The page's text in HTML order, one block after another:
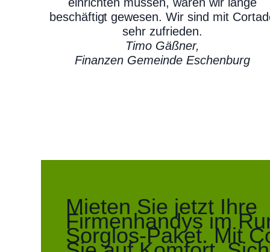
beschäftigt gewesen. Wir sind mit
sehr zufrieden.
Timo Gäßner,
Finanzen Gemeinde Eschenburg
Mieten Sie jetzt Ihre
Firmenhandys im
Sorglos-Paket. Mit